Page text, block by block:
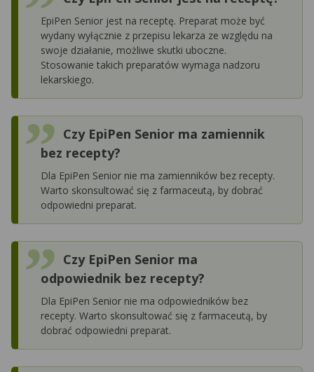
EpiPen Senior jest na receptę. Preparat może być
wydany wyłącznie z przepisu lekarza ze względu na
swoje działanie, możliwe skutki uboczne.
Stosowanie takich preparatów wymaga nadzoru
lekarskiego.
Czy EpiPen Senior ma zamiennik
bez recepty?
Dla EpiPen Senior nie ma zamienników bez recepty.
Warto skonsultować się z farmaceutą, by dobrać
odpowiedni preparat.
Czy EpiPen Senior ma
odpowiednik bez recepty?
Dla EpiPen Senior nie ma odpowiedników bez
recepty. Warto skonsultować się z farmaceutą, by
dobrać odpowiedni preparat.